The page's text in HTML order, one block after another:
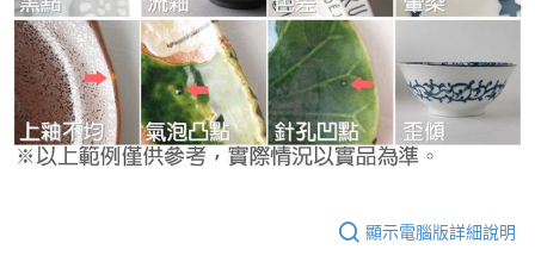
顯示電腦版詳細說明